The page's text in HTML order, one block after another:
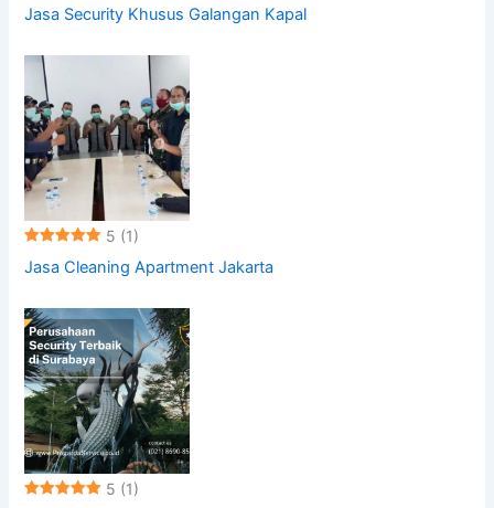
Jasa Security Khusus Galangan Kapal
5 (1)
Jasa Cleaning Apartment Jakarta
5 (1)